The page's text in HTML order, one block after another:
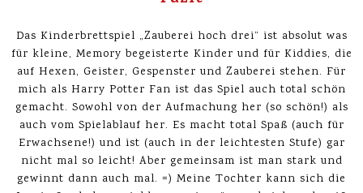
Das Kinderbrettspiel „Zauberei hoch drei“ ist absolut was
für kleine, Memory begeisterte Kinder und für Kiddies, die
auf Hexen, Geister, Gespenster und Zauberei stehen. Für
mich als Harry Potter Fan ist das Spiel auch total schön
gemacht. Sowohl von der Aufmachung her (so schön!) als
auch vom Spielablauf her. Es macht total Spaß (auch für
Erwachsene!) und ist (auch in der leichtesten Stufe) gar
nicht mal so leicht! Aber gemeinsam ist man stark und
gewinnt dann auch mal. =) Meine Tochter kann sich die